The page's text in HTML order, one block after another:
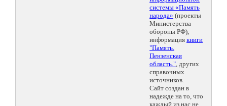
системы «Память
народа» (проекты
Министерства
обороны РФ),
информация книги
"Память.
Пензенская
область.", других
справочных
источников.
Сайт создан в
надежде на то, что
каждый из нас не